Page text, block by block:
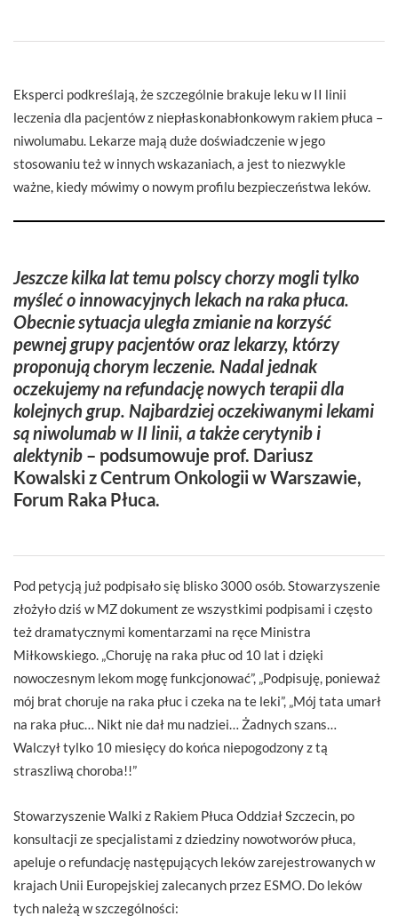
Eksperci podkreślają, że szczególnie brakuje leku w II linii
leczenia dla pacjentów z niepłaskonabłonkowym rakiem płuca –
niwolumabu. Lekarze mają duże doświadczenie w jego
stosowaniu też w innych wskazaniach, a jest to niezwykle
ważne, kiedy mówimy o nowym profilu bezpieczeństwa leków.
Jeszcze kilka lat temu polscy chorzy mogli tylko
myśleć o innowacyjnych lekach na raka płuca.
Obecnie sytuacja uległa zmianie na korzyść
pewnej grupy pacjentów oraz lekarzy, którzy
proponują chorym leczenie. Nadal jednak
oczekujemy na refundację nowych terapii dla
kolejnych grup. Najbardziej oczekiwanymi lekami
są niwolumab w II linii, a także cerytynib i
alektynib – podsumowuje prof. Dariusz
Kowalski z Centrum Onkologii w Warszawie,
Forum Raka Płuca.
Pod petycją już podpisało się blisko 3000 osób. Stowarzyszenie
złożyło dziś w MZ dokument ze wszystkimi podpisami i często
też dramatycznymi komentarzami na ręce Ministra
Miłkowskiego. „Choruję na raka płuc od 10 lat i dzięki
nowoczesnym lekom mogę funkcjonować”, „Podpisuję, ponieważ
mój brat choruje na raka płuc i czeka na te leki”, „Mój tata umarł
na raka płuc… Nikt nie dał mu nadziei… Żadnych szans…
Walczył tylko 10 miesięcy do końca niepogodzony z tą
straszliwą choroba!!”
Stowarzyszenie Walki z Rakiem Płuca Oddział Szczecin, po
konsultacji ze specjalistami z dziedziny nowotworów płuca,
apeluje o refundację następujących leków zarejestrowanych w
krajach Unii Europejskiej zalecanych przez ESMO. Do leków
tych należą w szczególności: